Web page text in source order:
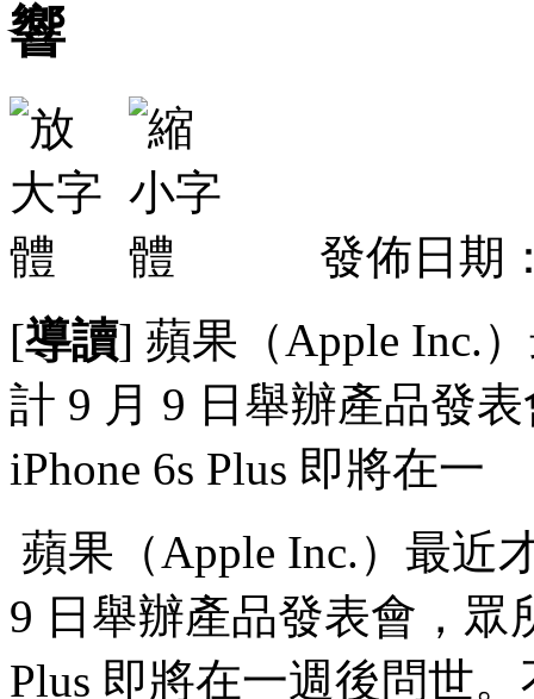
響
發佈日期
[導讀] 蘋果（Apple Inc.
計 9 月 9 日舉辦產品發
iPhone 6s Plus 即將在一
蘋果（Apple Inc.）最近
9 日舉辦產品發表會，眾
Plus 即將在一週後問世